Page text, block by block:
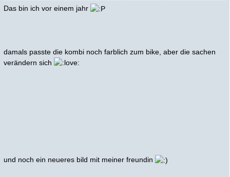
Das bin ich vor einem jahr
damals passte die kombi noch farblich zum bike, aber die sachen
verändern sich
und noch ein neueres bild mit meiner freundin